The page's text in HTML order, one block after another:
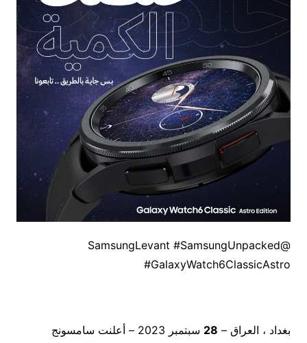
@SamsungLevant #SamsungUnpacked
#GalaxyWatch6ClassicAstro
بغداد ، العراق – 28
سبتمبر 2023 – أعلنت سامسونج